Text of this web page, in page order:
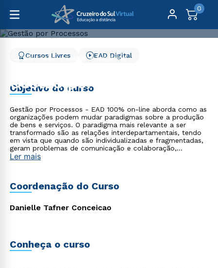
0
Cursos Livres
Gestão e Negócios
Gestão por Processos
Cursos Livres EAD Digital
Objetivo do curso
Gestão por Processos - EAD 100% on-line aborda como as
organizações podem mudar paradigmas sobre a produção
de bens e serviços. O paradigma mais relevante a ser
transformado são as relações interdepartamentais, tendo
em vista que quando são individualizadas e fragmentadas,
geram problemas de comunicação e colaboração,
desperdícios e limitam a percepção de entrega de valor
segundo plano. Essa característica promove maior sinergia
na organização, por meio da criação de um ambiente mais
altera a forma de mensurar e analisar resultados.
organização com base em sua área de atuação,
maturidade e ativos de conhecimento disponíveis.
Ler mais
Coordenação do Curso
Danielle Tafner Conceicao
Conheça o curso